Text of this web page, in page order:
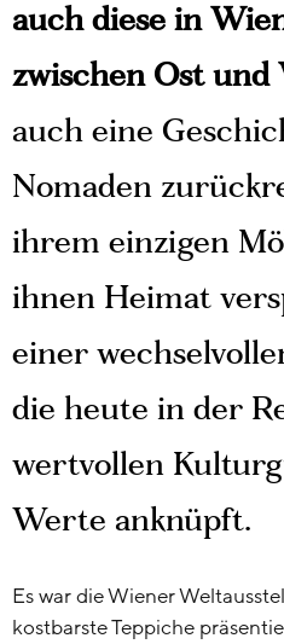
auch diese in
zwischen Ost und
auch eine
Nomaden
ihrem einzigen
ihnen Heimat
einer
die heute in der
wertvollen
Werte anknüpft.
Es war die Wiener
kostbarste Teppiche